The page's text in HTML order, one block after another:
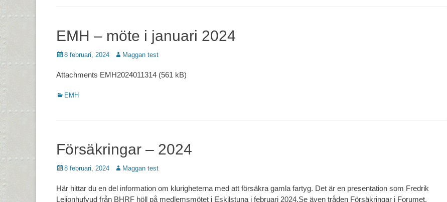
EMH – möte i januari 2024
Postades
8 februari, 2024 Författare
Maggan test
Attachments EMH2024011314 (561 kB)
Kategorier
EMH
Försäkringar – 2024
Postades
8 februari, 2024 Författare
Maggan test
Här hittar du en del information om klurigheterna med att försäkra gamla fartyg. Det är en presentation som Fredrik
Leijonhufvud från BHRF höll på medlemsmötet i Eskilstuna i februari 2024.Se även tråden Försäkringar i Forumet.